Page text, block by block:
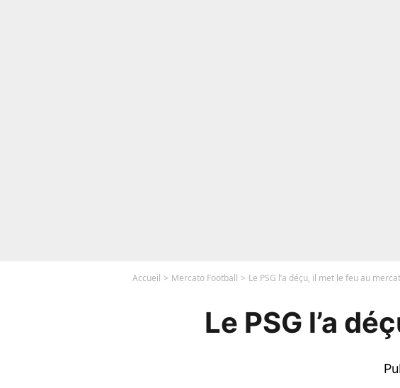
Accueil Mercato Football Le PSG l’a déçu, il met le feu au
Le PSG l’a